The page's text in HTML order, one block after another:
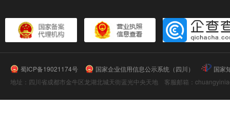
蜀ICP备19021174号 国家企业信用信息公示系统（四川）
国家
地址：四川省成都市金牛区龙湖北城天街蓝光中央天地 客服邮箱：